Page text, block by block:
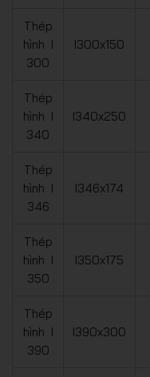
Thép
hình I
300
I300x150
Thép
hình I
340
I340x250
Thép
hình I
346
I346x174
Thép
hình I
350
I350x175
Thép
hình I
390
I390x300